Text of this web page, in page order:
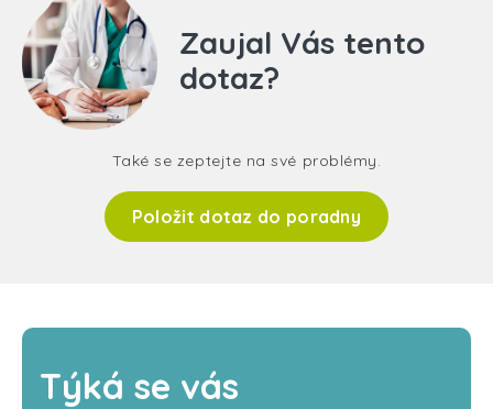
Zaujal Vás tento
dotaz?
Také se zeptejte na své problémy.
Položit dotaz do poradny
Týká se vás